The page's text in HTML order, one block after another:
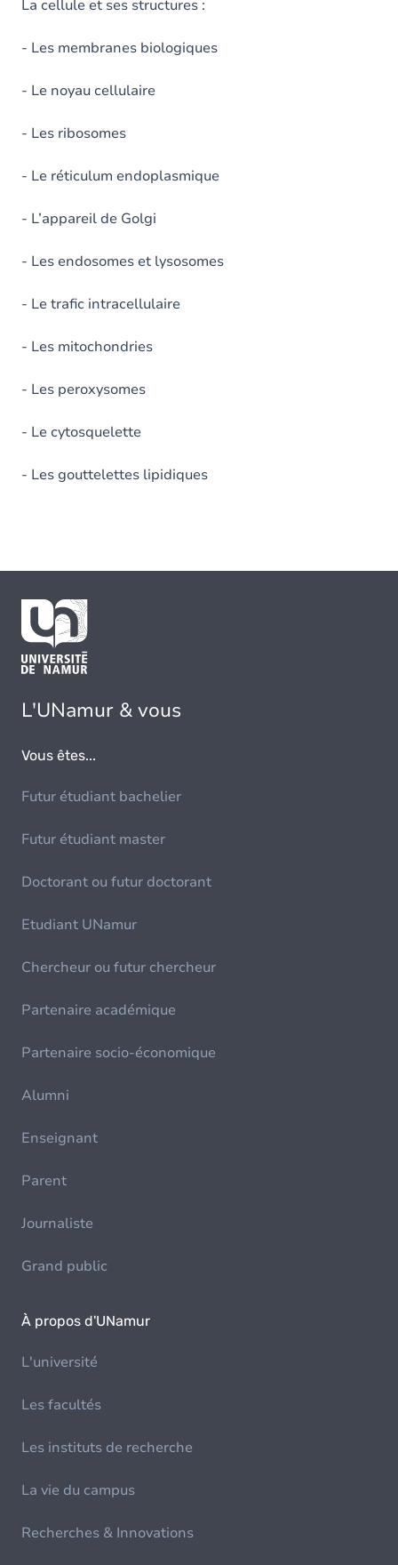
La cellule et ses structures :
- Les membranes biologiques
- Le noyau cellulaire
- Les ribosomes
- Le réticulum endoplasmique
- L’appareil de Golgi
- Les endosomes et lysosomes
- Le trafic intracellulaire
- Les mitochondries
- Les peroxysomes
- Le cytosquelette
- Les gouttelettes lipidiques
L'UNamur & vous
Vous êtes...
Futur étudiant bachelier
Futur étudiant master
Doctorant ou futur doctorant
Etudiant UNamur
Chercheur ou futur chercheur
Partenaire académique
Partenaire socio-économique
Alumni
Enseignant
Parent
Journaliste
Grand public
À propos d'UNamur
L'université
Les facultés
Les instituts de recherche
La vie du campus
Recherches & Innovations